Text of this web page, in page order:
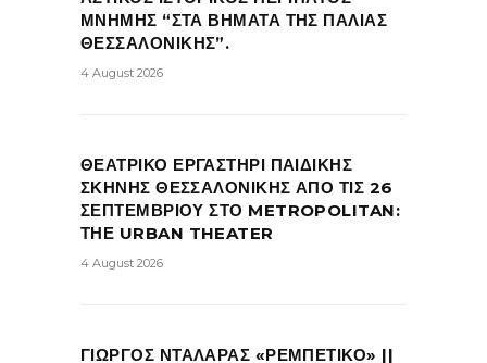
ΜΝΗΜΗΣ “ΣΤΑ ΒΗΜΑΤΑ ΤΗΣ ΠΑΛΙΑΣ
ΘΕΣΣΑΛΟΝΙΚΗΣ”.
4 August 2026
ΘΕΑΤΡΙΚΟ ΕΡΓΑΣΤΗΡΙ ΠΑΙΔΙΚΗΣ
ΣΚΗΝΗΣ ΘΕΣΣΑΛΟΝΙΚΗΣ ΑΠΟ ΤΙΣ 26
ΣΕΠΤΕΜΒΡΙΟΥ ΣΤΟ METROPOLITAN:
ΤΗΕ URBAN THEATER
4 August 2026
ΓΙΩΡΓΟΣ ΝΤΑΛΑΡΑΣ «ΡΕΜΠΕΤΙΚΟ» ||